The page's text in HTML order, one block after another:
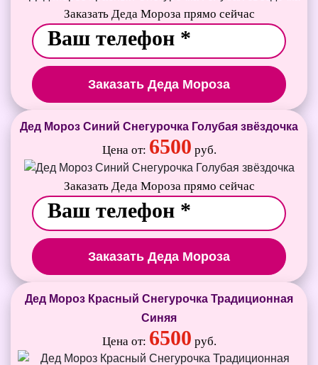
Заказать Деда Мороза прямо сейчас
Заказать Деда Мороза
Дед Мороз Синий Снегурочка Голубая звёздочка
Цена от: 6500 руб.
Заказать Деда Мороза прямо сейчас
Заказать Деда Мороза
Дед Мороз Красный Снегурочка Традиционная
Синяя
Цена от: 6500 руб.